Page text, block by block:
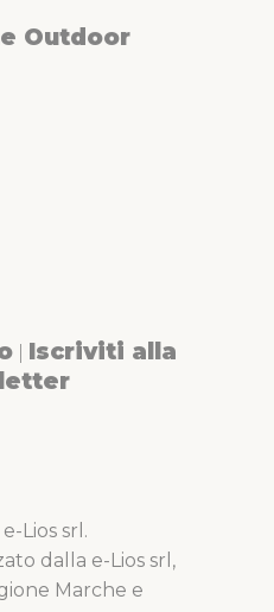
Outdoor
Iscriviti alla
Lios srl.
dalla e-Lios srl,
Marche e